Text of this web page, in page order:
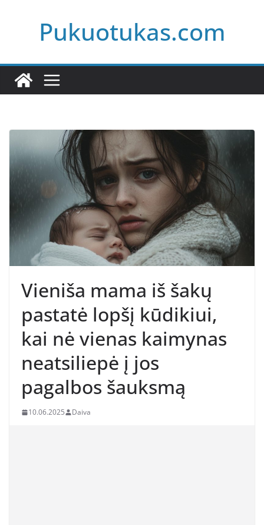
Pukuotukas.com
Vieniša mama iš šakų
pastatė lopšį kūdikiui,
kai nė vienas kaimynas
neatsiliepė į jos
pagalbos šauksmą
10.06.2025 Daiva